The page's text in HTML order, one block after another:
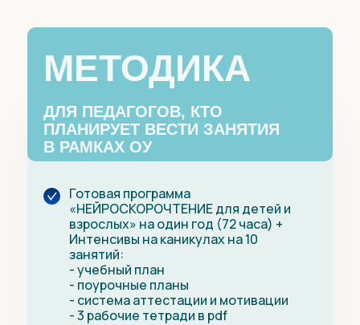
МЕТОДИКА
ДЛЯ ПЕДАГОГОВ, КТО
ПЛАНИРУЕТ ВЕСТИ ЗАНЯТИЯ
В РАМКАХ ОУ
Готовая программа
«НЕЙРОСКОРОЧТЕНИЕ для детей и
взрослых» на один год (72 часа) +
Интенсивы на каникулах на 10
занятий:
- учебный план
- поурочные планы
- система аттестации и мотивации
- 3 рабочие тетради в pdf